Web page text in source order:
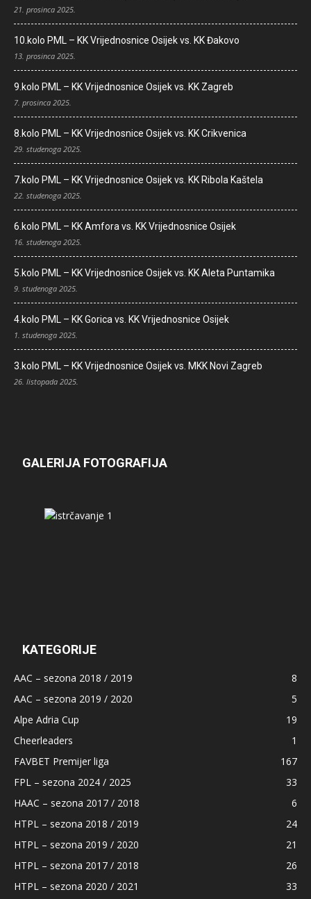
21. prosinca 2025.
10.kolo PML – KK Vrijednosnice Osijek vs. KK Đakovo
13. prosinca 2025.
9.kolo PML – KK Vrijednosnice Osijek vs. KK Zagreb
7. prosinca 2025.
8.kolo PML – KK Vrijednosnice Osijek vs. KK Crikvenica
29. studenoga 2025.
7.kolo PML – KK Vrijednosnice Osijek vs. KK Ribola Kaštela
22. studenoga 2025.
6.kolo PML – KK Amfora vs. KK Vrijednosnice Osijek
16. studenoga 2025.
5.kolo PML – KK Vrijednosnice Osijek vs. KK Aleta Puntamika
9. studenoga 2025.
4.kolo PML – KK Gorica vs. KK Vrijednosnice Osijek
1. studenoga 2025.
3.kolo PML – KK Vrijednosnice Osijek vs. MKK Novi Zagreb
26. listopada 2025.
GALERIJA FOTOGRAFIJA
KATEGORIJE
AAC – sezona 2018 / 2019
8
AAC – sezona 2019 / 2020
5
Alpe Adria Cup
19
Cheerleaders
1
FAVBET Premijer liga
167
FPL – sezona 2024 / 2025
33
HAAC – sezona 2017 / 2018
6
HTPL – sezona 2018 / 2019
24
HTPL – sezona 2019 / 2020
21
HTPL – sezona 2017 / 2018
26
HTPL – sezona 2020 / 2021
33